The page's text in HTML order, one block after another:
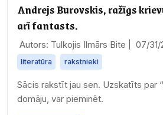
Andrejs Burovskis, ražīgs
arī fantasts.
Autors: Tulkojis Ilmārs Bite | 07/31/
literatūra rakstnieki
Sācis rakstīt jau sen. Uzskatīts par
domāju, var pieminēt.